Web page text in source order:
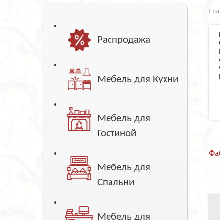
Распродажа
Мебель для Кухни
Мебель для
Гостиной
Мебель для
Спальни
Мебель для